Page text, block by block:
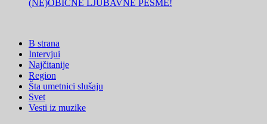
(NE)OBIČNE LJUBAVNE PESME!
B strana
Intervjui
Najčitanije
Region
Šta umetnici slušaju
Svet
Vesti iz muzike